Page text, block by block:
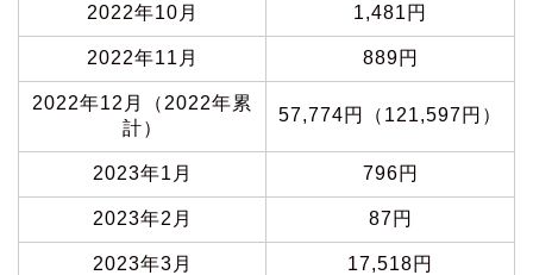
2022年10月 1,481円
2022年11月 889円
2022年12月（2022年累
計）
57,774円（121,597円）
2023年1月 796円
2023年2月 87円
2023年3月 17,518円